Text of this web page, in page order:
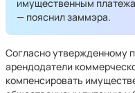
имущественным
— пояснил заммэра.
Согласно утвержденному
арендодатели
компенсировать